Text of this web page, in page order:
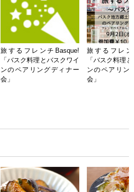
旅するフレンチBasque!
「バスク料理とバスクワイ
ンのペアリングディナー
会」
旅するフレン
「バスク料理
ンのペアリン
会」